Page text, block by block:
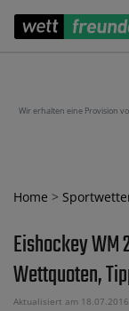
Wir erhalten eine Provision
Home >
Eishockey WM
Wettquoten,
Aktualisiert am